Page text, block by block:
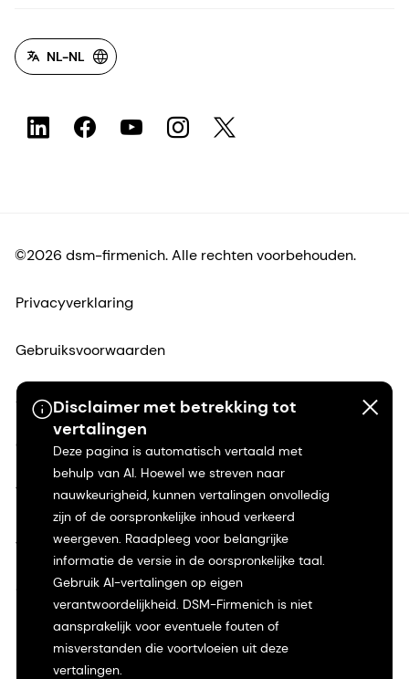
Disclaimer met betrekking tot
vertalingen
Deze pagina is automatisch vertaald met
behulp van AI. Hoewel we streven naar
nauwkeurigheid, kunnen vertalingen onvolledig
zijn of de oorspronkelijke inhoud verkeerd
weergeven. Raadpleeg voor belangrijke
informatie de versie in de oorspronkelijke taal.
Gebruik AI-vertalingen op eigen
verantwoordelijkheid. DSM-Firmenich is niet
aansprakelijk voor eventuele fouten of
misverstanden die voortvloeien uit deze
vertalingen.
NL-NL
©2026 dsm-firmenich. Alle rechten voorbehouden.
Privacyverklaring
Gebruiksvoorwaarden
Algemene voorwaarden
Californië Transparantie
Toegankelijkheidsverklaring
Juridische informatie
Sitemap